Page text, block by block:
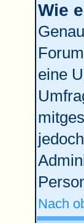
Wie
eine
Nach